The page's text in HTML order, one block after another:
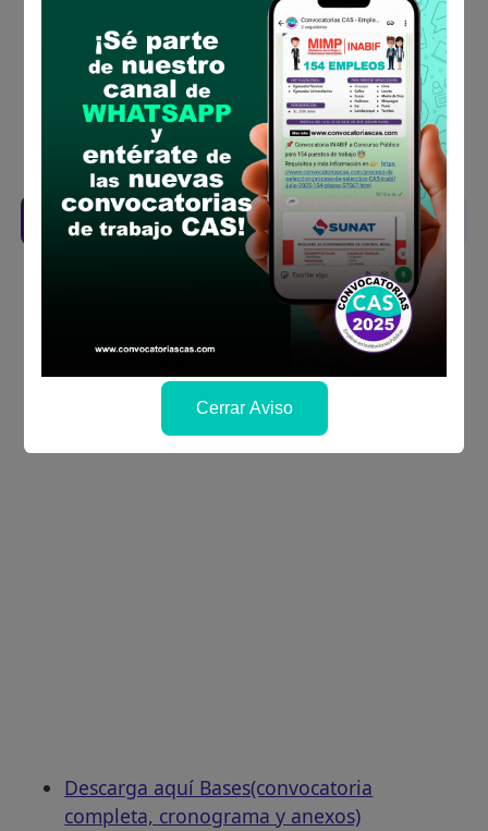
requisitos para el puesto
Prepara tu documentación y presentalo en
la fechas y por los medios que indica las
bases
Revisar el cronograma para conocer cuando
se publicará los resultados
Descarga aquí las Bases
Descarga aquí Bases(convocatoria
completa, cronograma y anexos)
Cerrar Aviso